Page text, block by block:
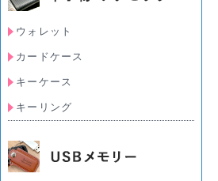
ウォレット
カードケース
キーケース
キーリング